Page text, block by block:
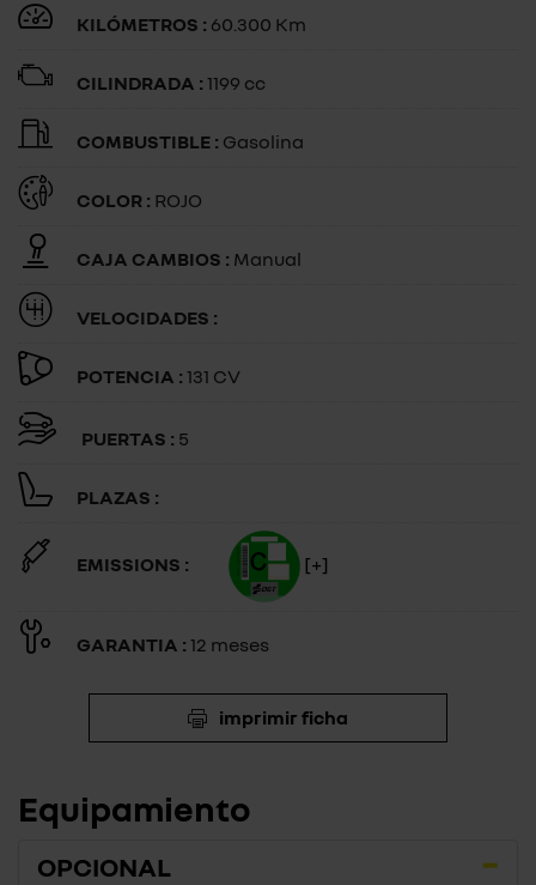
KILÓMETROS : 60.300 Km
CILINDRADA : 1199 cc
COMBUSTIBLE : Gasolina
COLOR : ROJO
CAJA CAMBIOS : Manual
VELOCIDADES :
POTENCIA : 131 CV
PUERTAS : 5
PLAZAS :
EMISSIONS : [+]
GARANTIA : 12 meses
imprimir ficha
Equipamiento
OPCIONAL